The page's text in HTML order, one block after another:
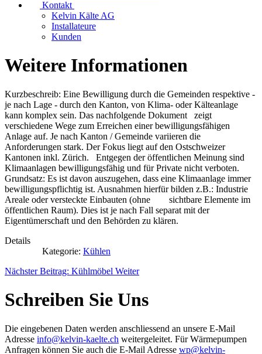
Kontakt
Kelvin Kälte AG
Installateure
Kunden
Weitere Informationen
Kurzbeschreib: Eine Bewilligung durch die Gemeinden respektive -
je nach Lage - durch den Kanton, von Klima- oder Kälteanlage
kann komplex sein. Das nachfolgende Dokument zeigt
verschiedene Wege zum Erreichen einer bewilligungsfähigen
Anlage auf. Je nach Kanton / Gemeinde variieren die
Anforderungen stark. Der Fokus liegt auf den Ostschweizer
Kantonen inkl. Zürich. Entgegen der öffentlichen Meinung sind
Klimaanlagen bewilligungsfähig und für Private nicht verboten.
Grundsatz: Es ist davon auszugehen, dass eine Klimaanlage immer
bewilligungspflichtig ist. Ausnahmen hierfür bilden z.B.: Industrie
Areale oder versteckte Einbauten (ohne sichtbare Elemente im
öffentlichen Raum). Dies ist je nach Fall separat mit der
Eigentümerschaft und den Behörden zu klären.
Details
Kategorie: Kühlen
Nächster Beitrag: Kühlmöbel Weiter
Schreiben Sie Uns
Die eingebenen Daten werden anschliessend an unsere E-Mail
Adresse info@kelvin-kaelte.ch weitergeleitet. Für Wärmepumpen
Anfragen können Sie auch die E-Mail Adresse wp@kelvin-